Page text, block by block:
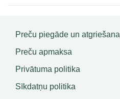
Preču piegāde un atgriešana
Preču apmaksa
Privātuma politika
Sīkdatņu politika